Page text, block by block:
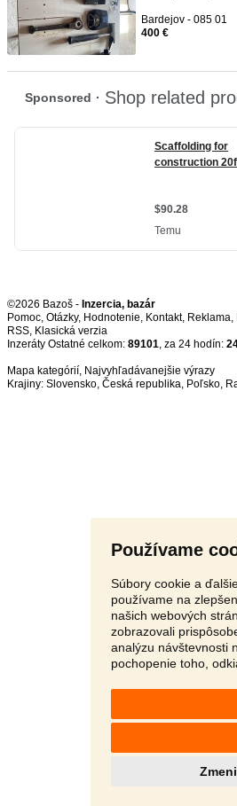
Používame
Súbory cookie a
používame na
našich webových
zobrazovali
analýzu návštevnosti
pochopenie toho,
Bardejov - 085 01
400 €
©2026 Bazoš - Inzercia, bazár
Pomoc, Otázky, Hodnotenie, Kontakt, Reklama,
RSS,
Inzeráty Ostatné celkom: 89101, za 24 hodín:
Mapa kategórií, Najvyhľadávanejšie výrazy
Krajiny: Slovensko, Česká republika, Poľsko,